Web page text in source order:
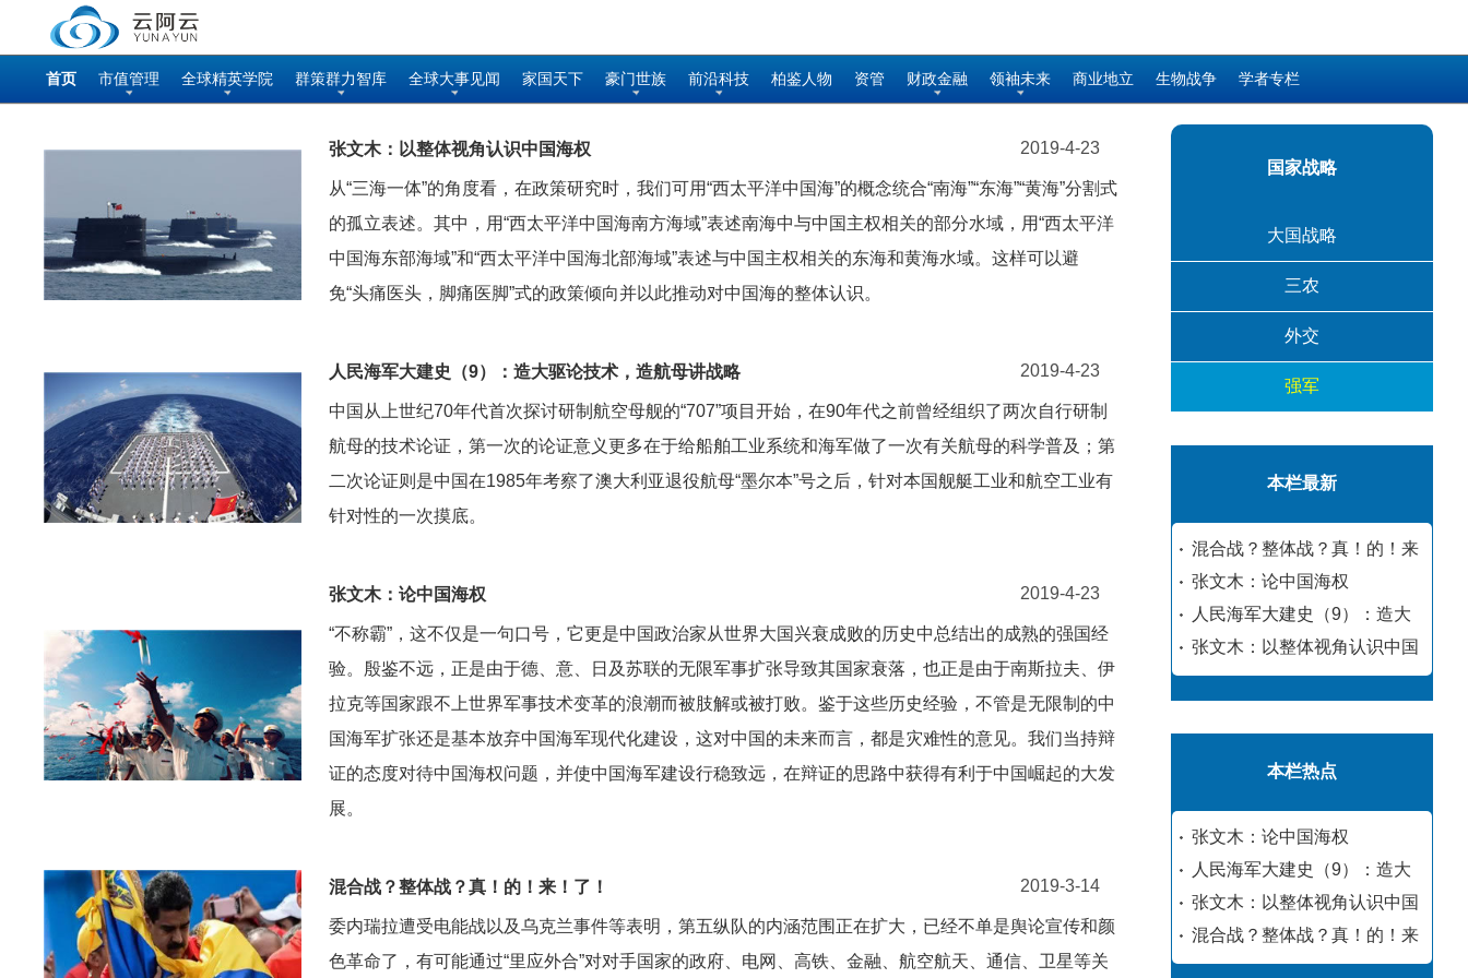
首页 市值管理 全球精英学院 群策群力智库 全球大事见闻 家国天下 豪门世族 前沿科技 柏鉴人物 资管 财政金融 领袖未来 商业地立 生物战争 学者专栏
张文木：以整体视角认识中国海权 2019-4-23
从“三海一体”的角度看，在政策研究时，我们可用“西太平洋中国海”的概念统合“南海”“东海”“黄海”分割式
的孤立表述。其中，用“西太平洋中国海南方海域”表述南海中与中国主权相关的部分水域，用“西太平洋
中国海东部海域”和“西太平洋中国海北部海域”表述与中国主权相关的东海和黄海水域。这样可以避
免“头痛医头，脚痛医脚”式的政策倾向并以此推动对中国海的整体认识。
人民海军大建史（9）：造大驱论技术，造航母讲战略 2019-4-23
中国从上世纪70年代首次探讨研制航空母舰的“707”项目开始，在90年代之前曾经组织了两次自行研制
航母的技术论证，第一次的论证意义更多在于给船舶工业系统和海军做了一次有关航母的科学普及；第
二次论证则是中国在1985年考察了澳大利亚退役航母“墨尔本”号之后，针对本国舰艇工业和航空工业有
针对性的一次摸底。
张文木：论中国海权 2019-4-23
“不称霸”，这不仅是一句口号，它更是中国政治家从世界大国兴衰成败的历史中总结出的成熟的强国经
验。殷鉴不远，正是由于德、意、日及苏联的无限军事扩张导致其国家衰落，也正是由于南斯拉夫、伊
拉克等国家跟不上世界军事技术变革的浪潮而被肢解或被打败。鉴于这些历史经验，不管是无限制的中
国海军扩张还是基本放弃中国海军现代化建设，这对中国的未来而言，都是灾难性的意见。我们当持辩
证的态度对待中国海权问题，并使中国海军建设行稳致远，在辩证的思路中获得有利于中国崛起的大发
展。
混合战？整体战？真！的！来！了！ 2019-3-14
委内瑞拉遭受电能战以及乌克兰事件等表明，第五纵队的内涵范围正在扩大，已经不单是舆论宣传和颜
色革命了，有可能通过“里应外合”对对手国家的政府、电网、高铁、金融、航空航天、通信、卫星等关
国家战略
大国战略
三农
外交
强军
本栏最新
混合战？整体战？真！的！来
张文木：论中国海权
人民海军大建史（9）：造大
张文木：以整体视角认识中国
本栏热点
张文木：论中国海权
人民海军大建史（9）：造大
张文木：以整体视角认识中国
混合战？整体战？真！的！来